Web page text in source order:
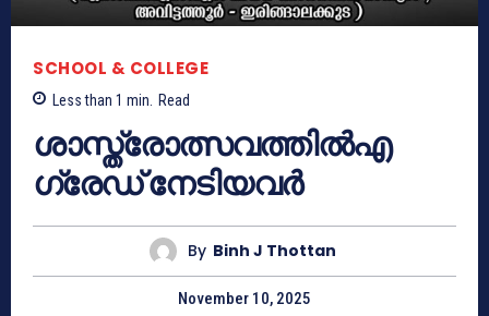
SCHOOL & COLLEGE
Less than 1 min. Read
ശാസ്ത്രോത്സവത്തിൽഎ
ഗ്രേഡ് നേടിയവർ
By Binh J Thottan
November 10, 2025